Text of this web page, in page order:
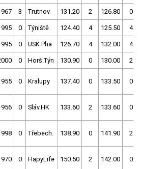
3 Trutnov 131.20 2 126.80 0
0 Týniště 124.40 4 125.50 4
0 USK Pha 126.70 4 132.00 4
0 Horš.Týn 130.90 0 130.00 2
0 Kralupy 137.40 0 133.50 0
0 Sláv.HK 133.60 2 133.60 0
0 Třebech. 138.90 0 141.90 2
0 HapyLife 150.50 2 142.00 0